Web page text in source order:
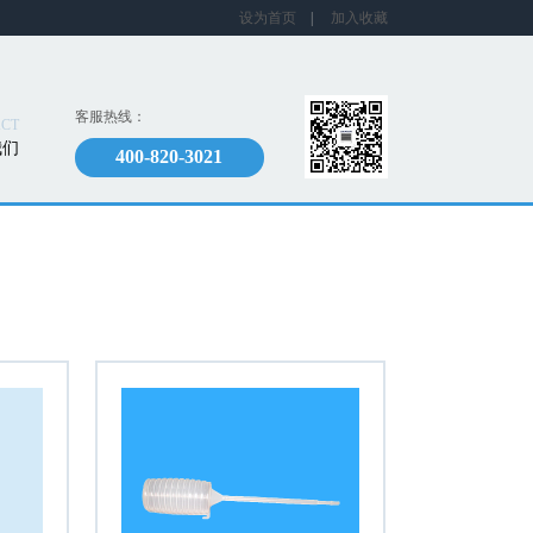
设为首页 加入收藏
客服热线：
400-820-3021